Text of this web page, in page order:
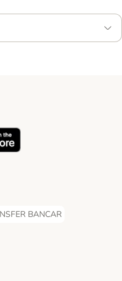
Method
Method
MethodBANCAR
BANCAR Payment